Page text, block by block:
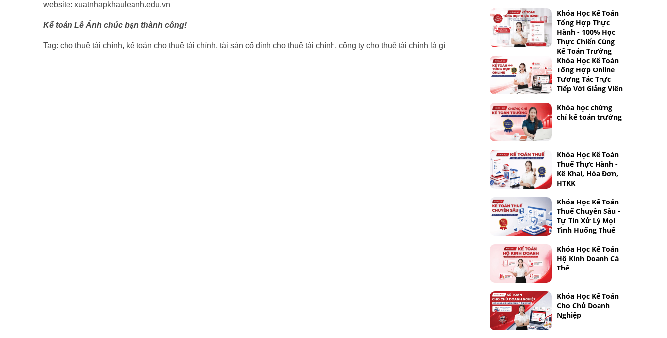
website: xuatnhapkhauleanh.edu.vn
Kế toán Lê Ánh chúc bạn thành công!
Tag: cho thuê tài chính, kế toán cho thuê tài chính, tài sản cố định cho thuê tài chính, công ty cho thuê tài chính là gì
Khóa Học Kế Toán
Tổng Hợp Thực
Hành - 100% Học
Thực Chiến Cùng
Kế Toán Trưởng
Khóa Học Kế Toán
Tổng Hợp Online
Tương Tác Trực
Tiếp Với Giảng Viên
Khóa học chứng
chỉ kế toán trưởng
Khóa Học Kế Toán
Thuế Thực Hành -
Kê Khai, Hóa Đơn,
HTKK
Khóa Học Kế Toán
Thuế Chuyên Sâu -
Tự Tin Xử Lý Mọi
Tình Huống Thuế
Khóa Học Kế Toán
Hộ Kinh Doanh Cá
Thể
Khóa Học Kế Toán
Cho Chủ Doanh
Nghiệp